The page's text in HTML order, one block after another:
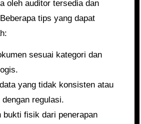
oleh auditor tersedia dan
tips yang dapat
sesuai kategori dan
yang tidak konsisten atau
dengan regulasi.
bukti fisik dari penerapan